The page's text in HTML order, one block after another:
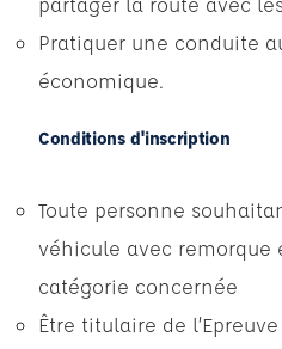
Pratiquer une conduite
économique.
Conditions d'inscription
Toute personne
véhicule avec remorque
catégorie concernée
Être titulaire de